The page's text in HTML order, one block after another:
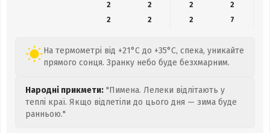
2
2 2
2
2
2 2 7
На термометрі від +21°C до +35°C, спека, уникайте
прямого сонця. Зранку небо буде безхмарним.
Народні прикмети: "Пимена. Лелеки відлітають у
теплі краї. Якщо відлетіли до цього дня — зима буде
ранньою."